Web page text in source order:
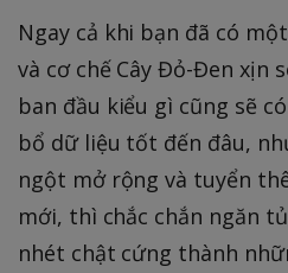
Ngay cả khi bạn đã có
và cơ chế Cây Đỏ-Đen xịn
ban đầu kiểu gì cũng sẽ
bổ dữ liệu tốt đến đâu,
ngột mở rộng và tuyển
mới, thì chắc chắn ngăn
nhét chật cứng thành